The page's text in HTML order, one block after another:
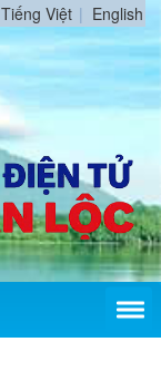
Tiếng Việt English